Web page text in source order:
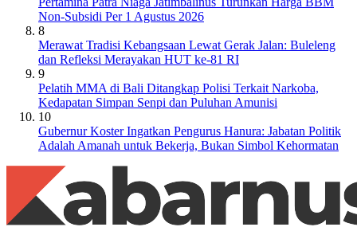
Non-Subsidi Per 1 Agustus 2026
8
Merawat Tradisi Kebangsaan Lewat Gerak Jalan: Buleleng
dan Refleksi Merayakan HUT ke-81 RI
9
Pelatih MMA di Bali Ditangkap Polisi Terkait Narkoba,
Kedapatan Simpan Senpi dan Puluhan Amunisi
10
Gubernur Koster Ingatkan Pengurus Hanura: Jabatan Politik
Adalah Amanah untuk Bekerja, Bukan Simbol Kehormatan